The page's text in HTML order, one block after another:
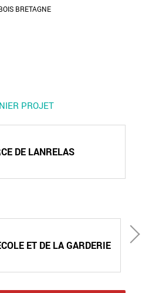
BRETAGNE
PROJET
DE LANRELAS
ET DE LA GARDERIE